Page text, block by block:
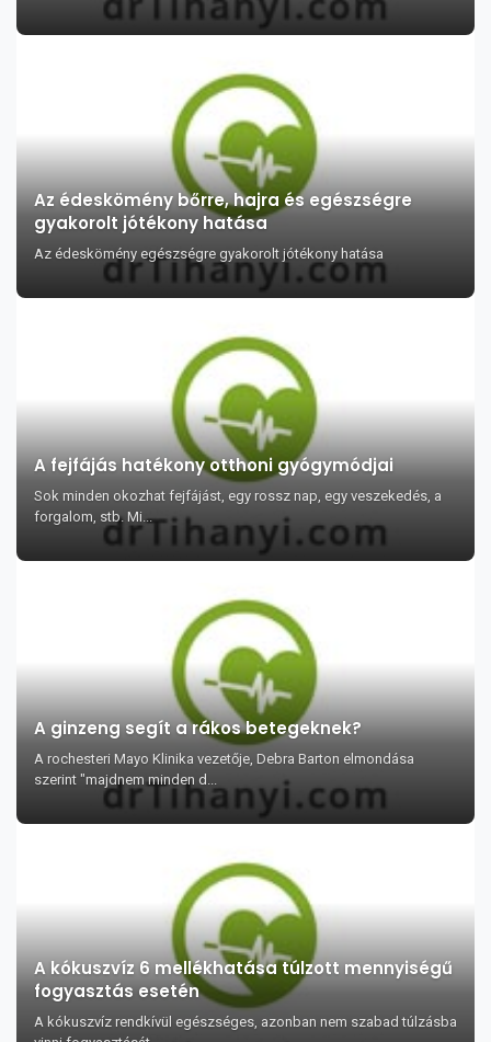
Az édeskömény bőrre, hajra és egészségre
gyakorolt jótékony hatása
Az édeskömény egészségre gyakorolt jótékony hatása
A fejfájás hatékony otthoni gyógymódjai
Sok minden okozhat fejfájást, egy rossz nap, egy veszekedés, a
forgalom, stb. Mi...
A ginzeng segít a rákos betegeknek?
A rochesteri Mayo Klinika vezetője, Debra Barton elmondása
szerint "majdnem minden d...
A kókuszvíz 6 mellékhatása túlzott mennyiségű
fogyasztás esetén
A kókuszvíz rendkívül egészséges, azonban nem szabad túlzásba